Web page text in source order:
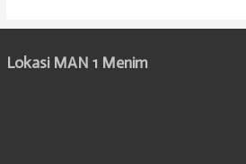
Lokasi MAN 1 Menim